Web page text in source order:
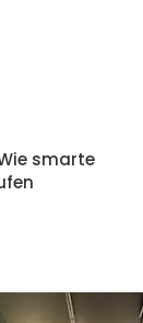
smarte